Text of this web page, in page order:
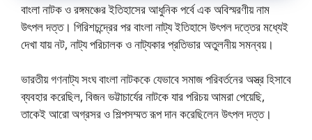
বাংলা নাটক ও রঙ্গমঞ্চের ইতিহাসের আধুনিক পর্বে এক অবিস্মরণীয় নাম
উৎপল দত্ত। গিরিশচন্দ্রের পর বাংলা নাট্য ইতিহাসে উৎপল দত্তের মধ্যেই
দেখা যায় নট, নাট্য পরিচালক ও নাট্যকার প্রতিভার অতুলনীয় সমন্বয়।
ভারতীয় গণনাট্য সংঘ বাংলা নাটককে যেভাবে সমাজ পরিবর্তনের অস্ত্র হিসাবে
ব্যবহার করেছিল, বিজন ভট্টাচার্যের নাটকে যার পরিচয় আমরা পেয়েছি,
তাকেই আরাে অগ্রসর ও শিল্পসম্মত রূপ দান করেছিলেন উৎপল দত্ত।